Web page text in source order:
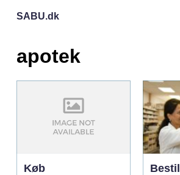
SABU.dk
apotek
Køb
Bestil